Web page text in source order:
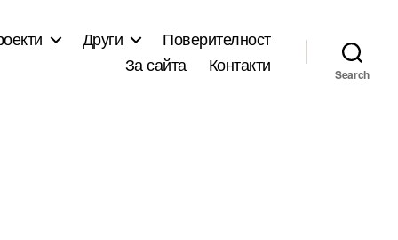
Други
Поверителност
За сайта
Контакти Search